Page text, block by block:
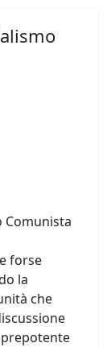
Comunista
forse
la
che